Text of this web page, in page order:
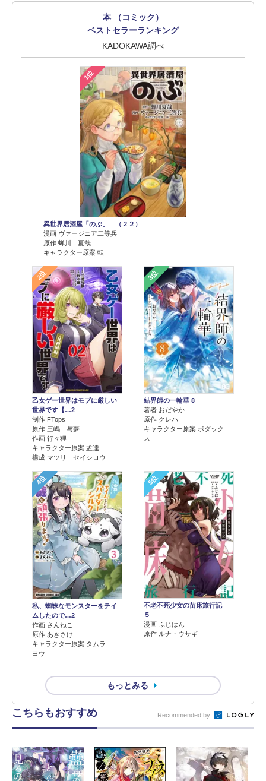
本 （コミック）
ベストセラーランキング
KADOKAWA調べ
1位
異世界居酒屋「のぶ」 （２２）
漫画 ヴァージニア二等兵
原作 蝉川 夏哉
キャラクター原案 転
2位
乙女ゲー世界はモブに厳しい
世界です【…2
制作 FTops
原作 三嶋 与夢
作画 行々狸
キャラクター原案 孟達
構成 マツリ セイシロウ
3位
結界師の一輪華 8
著者 おだやか
原作 クレハ
キャラクター原案 ボダック
ス
4位
私、蜘蛛なモンスターをテイ
ムしたので…2
作画 さんねこ
原作 あきさけ
キャラクター原案 タムラ
ヨウ
5位
不老不死少女の苗床旅行記
５
漫画 ふじはん
原作 ルナ・ウサギ
もっとみる
こちらもおすすめ Recommended by